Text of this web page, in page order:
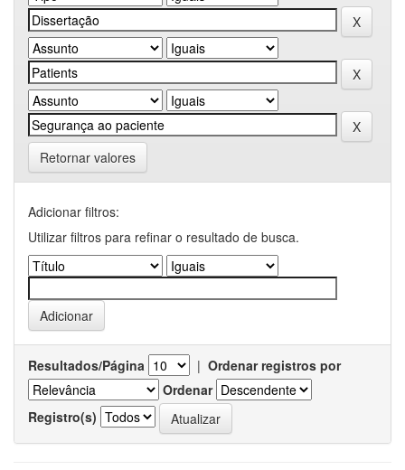
Retornar valores
Adicionar filtros:
Utilizar filtros para refinar o resultado de busca.
Resultados/Página | Ordenar registros por
Ordenar
Registro(s)